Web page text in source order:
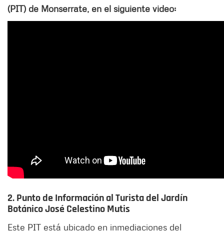
(PIT) de Monserrate, en el siguiente video:
2. Punto de Información al Turista del Jardín
Botánico José Celestino Mutis
Este PIT está ubicado en inmediaciones del